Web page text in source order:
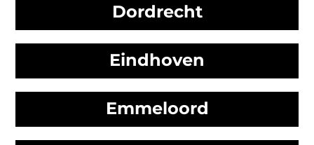
Dordrecht
Eindhoven
Emmeloord